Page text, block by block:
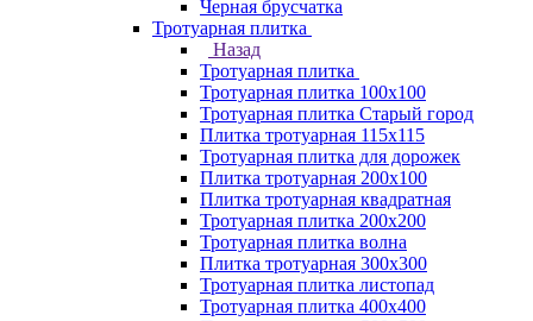
Черная брусчатка
Тротуарная плитка
Назад
Тротуарная плитка
Тротуарная плитка 100x100
Тротуарная плитка Старый город
Плитка тротуарная 115x115
Тротуарная плитка для дорожек
Плитка тротуарная 200х100
Плитка тротуарная квадратная
Тротуарная плитка 200х200
Тротуарная плитка волна
Плитка тротуарная 300х300
Тротуарная плитка листопад
Тротуарная плитка 400х400